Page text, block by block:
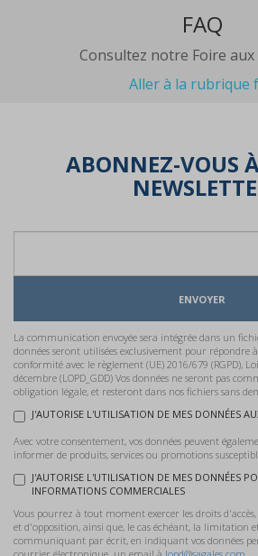
FAQ
Consultez notre Foire
Aller à la rubrique
ABONNEZ-VOUS
ENVOYER
La communication envoyée sera intégrée dans un
données seront utilisées exclusivement pour répondre
conformité avec le règlement (UE) 2016/679 (RGPD),
décembre (LOPD_GDD) Vos données ne seront pas
obligation légale, et resteront dans nos fichiers sans
J'AUTORISE L'UTILISATION DE MES DONNÉES
Avec votre consentement, vos données peuvent
informer de produits, services ou promotions
J'AUTORISE L'UTILISATION DE MES DONNÉES
INFORMATIONS COMMERCIALES
Vous pourrez à tout moment exercer les droits
et d'opposition, ainsi que, le cas échéant, la limitation
communiquant par écrit, en indiquant vos données